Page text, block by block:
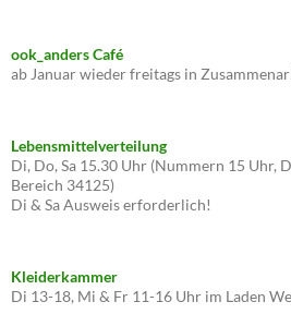
ook_anders Café
ab Januar wieder freitags in
Lebensmittelverteilung
Di, Do, Sa 15.30 Uhr (Nummern 15 Uhr,
Bereich 34125)
Di & Sa Ausweis erforderlich!
Kleiderkammer
Di 13-18, Mi & Fr 11-16 Uhr im Laden